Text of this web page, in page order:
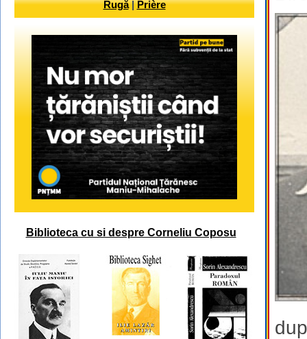
Rugă|Prière
Biblioteca cu si despre Corneliu Coposu